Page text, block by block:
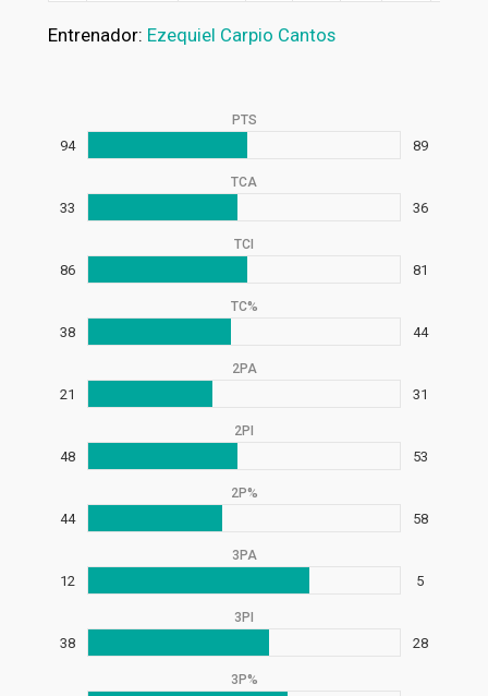
Entrenador: Ezequiel Carpio Cantos
PTS
94 89
TCA
33 36
TCI
86 81
TC%
38 44
2PA
21 31
2PI
48 53
2P%
44 58
3PA
12 5
3PI
38 28
3P%